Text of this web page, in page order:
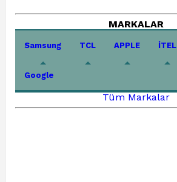
MARKALAR
Samsung TCL APPLE İTEL
Google
Tüm Markalar